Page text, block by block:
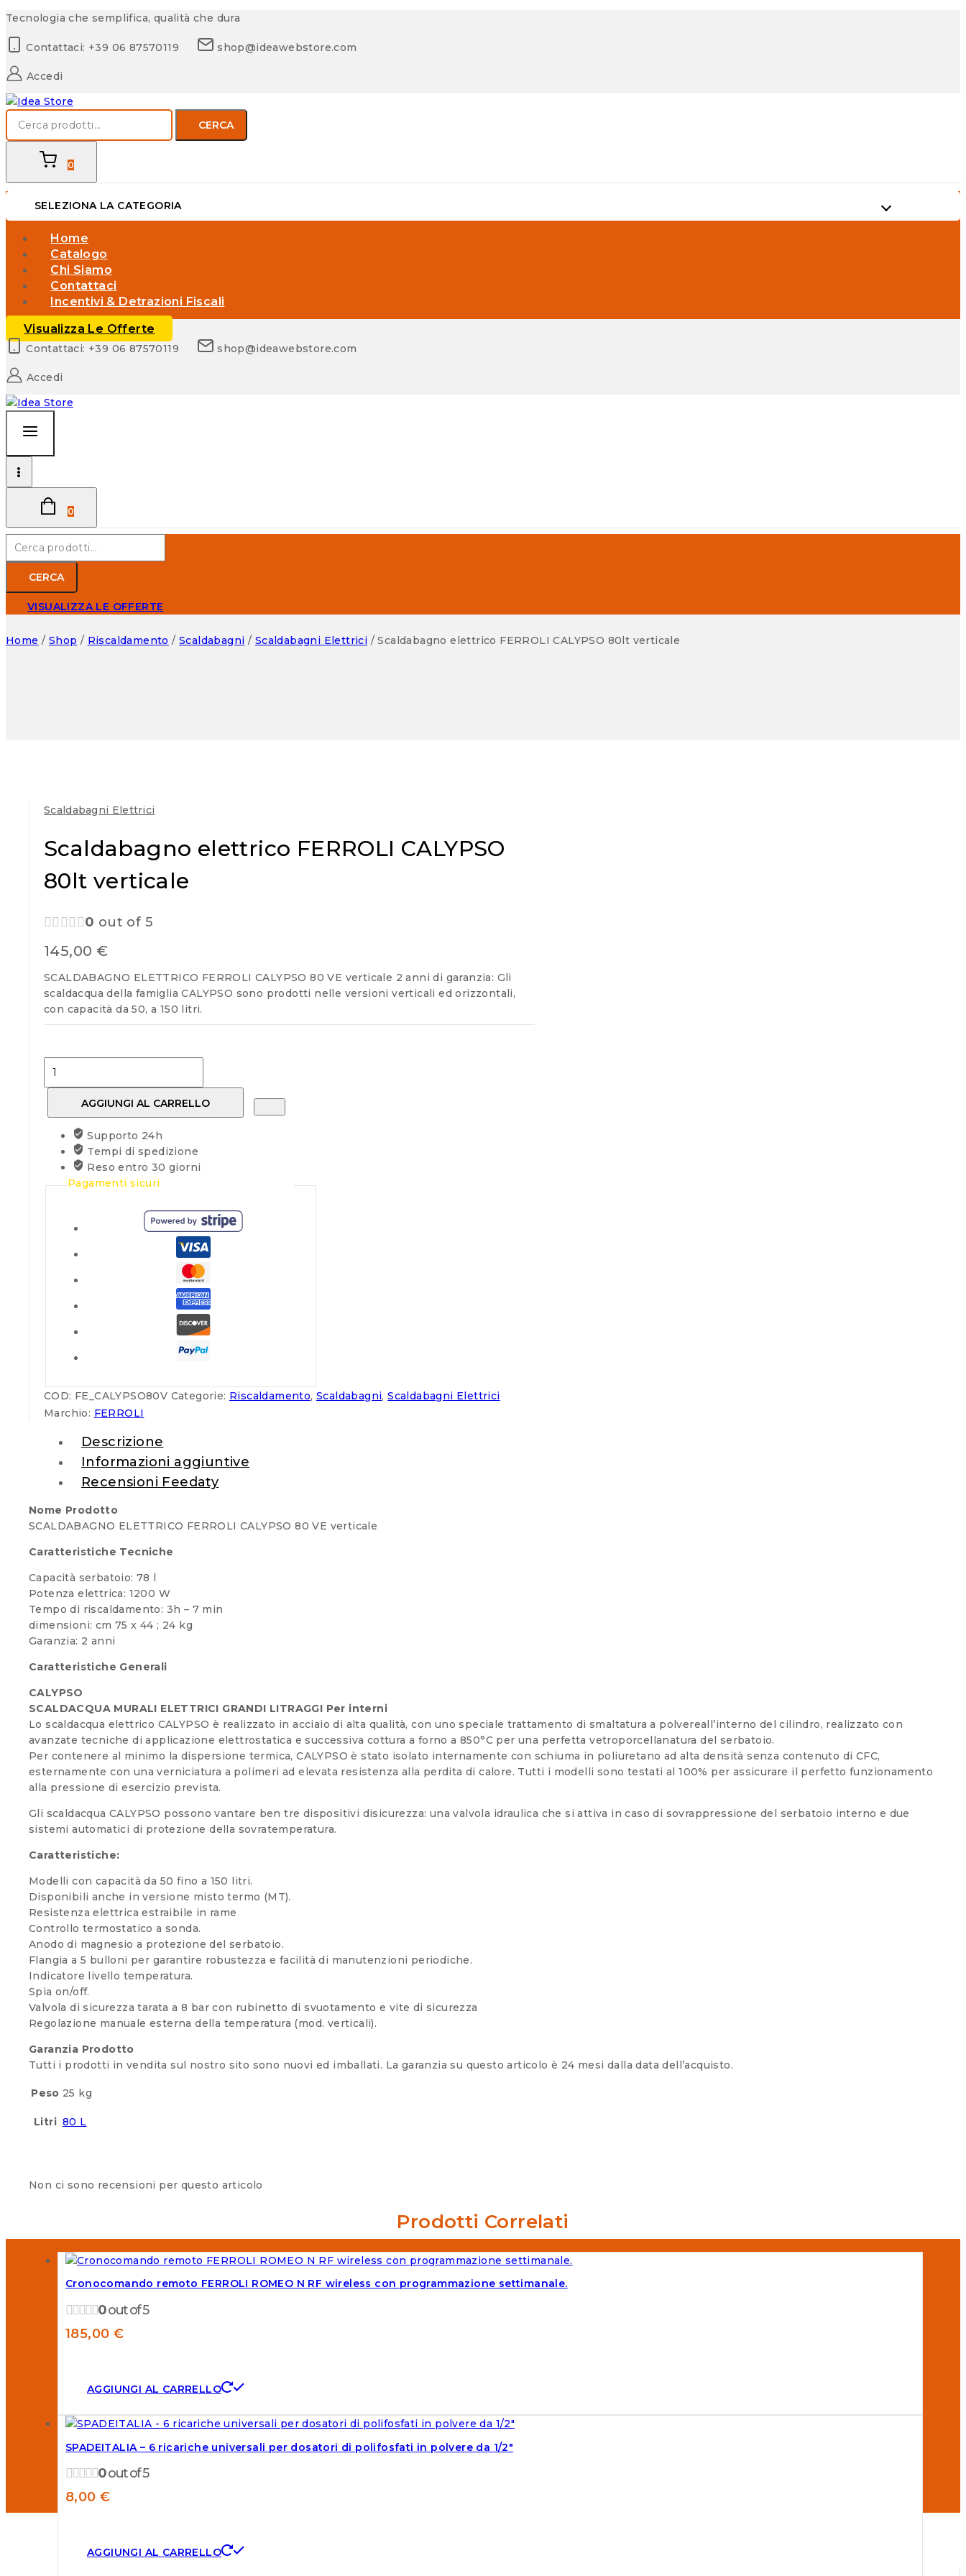
Skip
content
Tecnologia che semplifica, qualità che dura
Contattaci: +39 06 87570119 shop@ideawebstore.com
Accedi
Cerca:
CERCA
0
SELEZIONA LA CATEGORIA
Home
Catalogo
Chi Siamo
Contattaci
Incentivi & Detrazioni Fiscali
Visualizza Le Offerte
Contattaci: +39 06 87570119 shop@ideawebstore.com
Accedi
0
Cerca:
CERCA
VISUALIZZA LE OFFERTE
Home / Shop / Riscaldamento / Scaldabagni / Scaldabagni Elettrici / Scaldabagno elettrico FERROLI CALYPSO 80lt verticale
Scaldabagni Elettrici
Scaldabagno elettrico FERROLI CALYPSO
80lt verticale
0 out of 5
145,00 €
SCALDABAGNO ELETTRICO FERROLI CALYPSO 80 VE verticale 2 anni di garanzia: Gli
scaldacqua della famiglia CALYPSO sono prodotti nelle versioni verticali ed orizzontali,
con capacità da 50, a 150 litri.
elettrico
verticale
quantità
AGGIUNGI AL CARRELLO
Supporto 24h
Tempi di spedizione
Reso entro 30 giorni
Pagamenti sicuri
COD: FE_CALYPSO80V Categorie: Riscaldamento,Scaldabagni,Scaldabagni Elettrici
Marchio: FERROLI
Descrizione
Informazioni aggiuntive
Recensioni Feedaty
Nome Prodotto
SCALDABAGNO ELETTRICO FERROLI CALYPSO 80 VE verticale
Caratteristiche Tecniche
Capacità serbatoio: 78 l
Potenza elettrica: 1200 W
Tempo di riscaldamento: 3h – 7 min
dimensioni: cm 75 x 44 ; 24 kg
Garanzia: 2 anni
Caratteristiche Generali
CALYPSO
SCALDACQUA MURALI ELETTRICI GRANDI LITRAGGI Per interni
Lo scaldacqua elettrico CALYPSO è realizzato in acciaio di alta qualità, con uno speciale trattamento di smaltatura a polvereall’interno del cilindro, realizzato con
avanzate tecniche di applicazione elettrostatica e successiva cottura a forno a 850°C per una perfetta vetroporcellanatura del serbatoio.
Per contenere al minimo la dispersione termica, CALYPSO è stato isolato internamente con schiuma in poliuretano ad alta densità senza contenuto di CFC,
esternamente con una verniciatura a polimeri ad elevata resistenza alla perdita di calore. Tutti i modelli sono testati al 100% per assicurare il perfetto funzionamento
alla pressione di esercizio prevista.
Gli scaldacqua CALYPSO possono vantare ben tre dispositivi disicurezza: una valvola idraulica che si attiva in caso di sovrappressione del serbatoio interno e due
sistemi automatici di protezione della sovratemperatura.
Caratteristiche:
Modelli con capacità da 50 fino a 150 litri.
Disponibili anche in versione misto termo (MT).
Resistenza elettrica estraibile in rame
Controllo termostatico a sonda.
Anodo di magnesio a protezione del serbatoio.
Flangia a 5 bulloni per garantire robustezza e facilità di manutenzioni periodiche.
Indicatore livello temperatura.
Spia on/off.
Valvola di sicurezza tarata a 8 bar con rubinetto di svuotamento e vite di sicurezza
Regolazione manuale esterna della temperatura (mod. verticali).
Garanzia Prodotto
Tutti i prodotti in vendita sul nostro sito sono nuovi ed imballati. La garanzia su questo articolo è 24 mesi dalla data dell’acquisto.
Peso 25 kg
Litri 80 L
Non ci sono recensioni per questo articolo
Prodotti Correlati
Cronocomando remoto FERROLI ROMEO N RF wireless con programmazione settimanale.
0out of 5
185,00 €
AGGIUNGI AL CARRELLO
SPADEITALIA – 6 ricariche universali per dosatori di polifosfati in polvere da 1/2″
0out of 5
8,00 €
AGGIUNGI AL CARRELLO